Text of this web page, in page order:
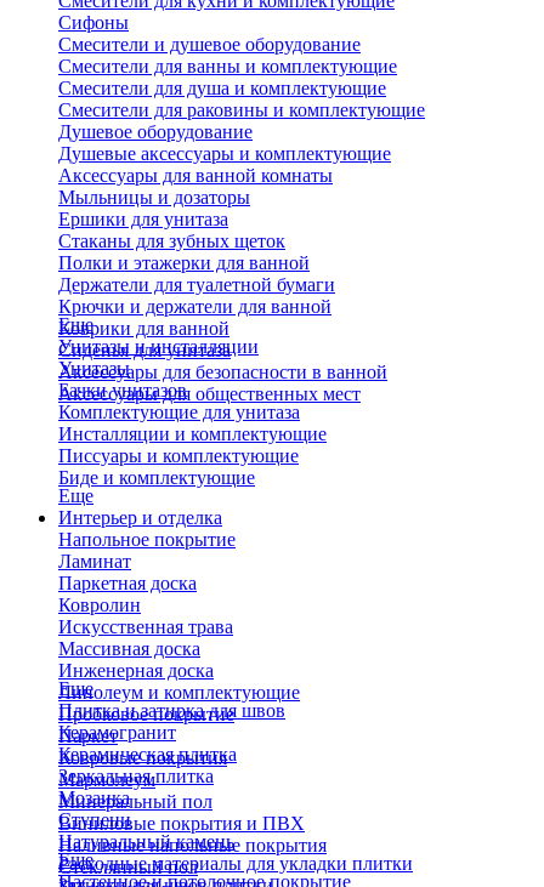
Сифоны
Смесители и душевое оборудование
Смесители для ванны и комплектующие
Смесители для душа и комплектующие
Смесители для раковины и комплектующие
Душевое оборудование
Душевые аксессуары и комплектующие
Аксессуары для ванной комнаты
Мыльницы и дозаторы
Ершики для унитаза
Стаканы для зубных щеток
Полки и этажерки для ванной
Держатели для туалетной бумаги
Крючки и держатели для ванной
Коврики для ванной
Сиденья для унитаза
Аксессуары для безопасности в ванной
Аксессуары для общественных мест
Еще
Унитазы и инсталляции
Унитазы
Бачки унитазов
Комплектующие для унитаза
Инсталляции и комплектующие
Писсуары и комплектующие
Биде и комплектующие
Еще
Интерьер и отделка
Напольное покрытие
Ламинат
Паркетная доска
Ковролин
Искусственная трава
Массивная доска
Инженерная доска
Линолеум и комплектующие
Пробковое покрытие
Паркет
Ковровые покрытия
Мармолеум
Минеральный пол
Виниловые покрытия и ПВХ
Наливные напольные покрытия
Стеклянный пол
Еще
Плитка и затирка для швов
Керамогранит
Керамическая плитка
Зеркальная плитка
Мозаика
Ступени
Натуральный камень
Расходные материалы для укладки плитки
Еще
Настенное и потолочное покрытие